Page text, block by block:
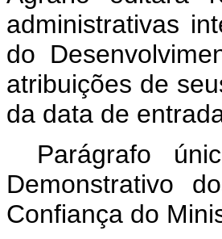
administrativas
do
atribuições de
da data de
Parágrafo
Demonstrativo
Confiança do